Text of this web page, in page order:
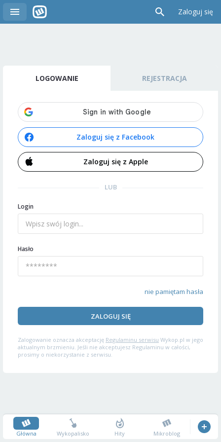
Zaloguj się
LOGOWANIE REJESTRACJA
Zaloguj się z Facebook
Zaloguj się z Apple
LUB
Login
Hasło
nie pamiętam hasła
ZALOGUJ SIĘ
Zalogowanie oznacza akceptację Regulaminu serwisu Wykop.pl w jego
aktualnym brzmieniu. Jeśli nie akceptujesz Regulaminu w całości,
prosimy o niekorzystanie z serwisu.
Główna Wykopalisko Hity Mikroblog